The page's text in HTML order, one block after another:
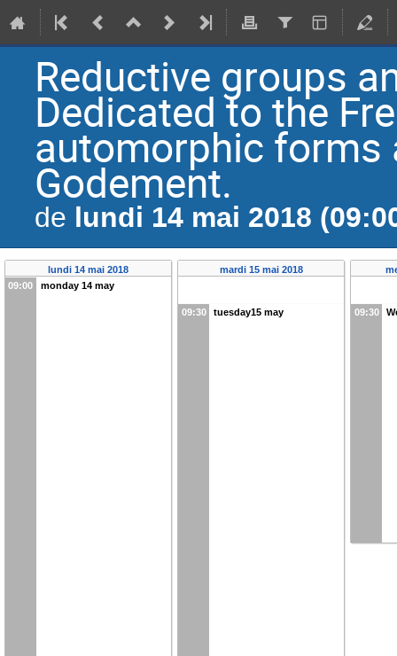
Reductive groups
Dedicated to the
automorphic forms
Godement.
de lundi 14 mai 2018
lundi 14 mai 2018
09:00
monday 14 may
mardi 15 mai 2018
09:30 tuesday15 may 09:30